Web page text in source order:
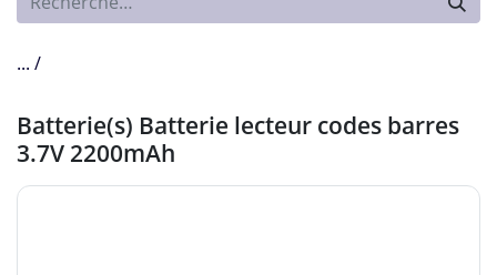
... /
Batterie(s) Batterie lecteur codes barres
3.7V 2200mAh